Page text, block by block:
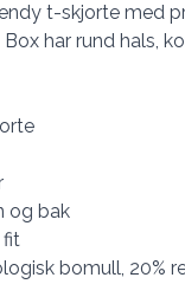
t-skjorte med
Box har rund hals,
og bak
fit
bomull, 20%